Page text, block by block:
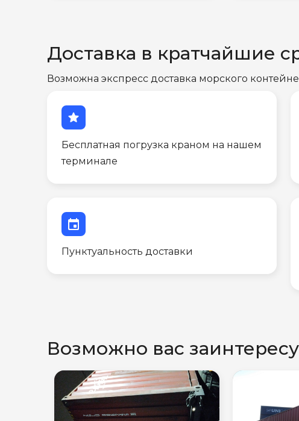
Доставка в кратчайшие
Возможна экспресс доставка морского
star
Бесплатная погрузка краном на нашем
терминале
event
Пунктуальность доставки
Возможно вас